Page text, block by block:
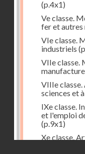
(p.4x1)
Ve classe.
fer et
VIe classe.
industriels
VIIe classe.
VIIIe
sciences et
IXe classe.
et l'emploi
(p.9x1)
Xe classe.